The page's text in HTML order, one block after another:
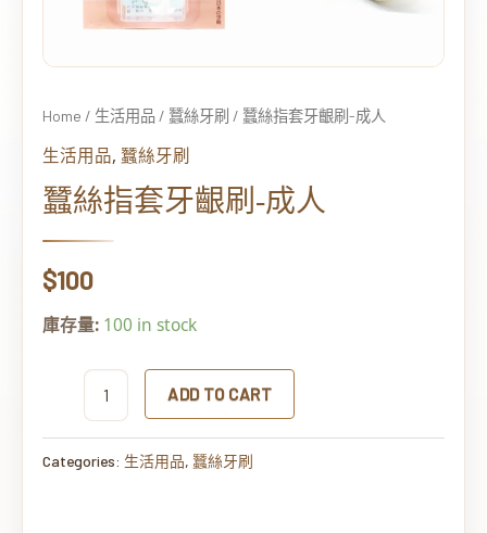
Home / 生活用品 / 蠶絲牙刷 / 蠶絲指套牙齦刷-成人
生活用品, 蠶絲牙刷
蠶絲指套牙齦刷-成人
$100
庫存量: 100 in stock
ADD TO CART
Categories: 生活用品, 蠶絲牙刷